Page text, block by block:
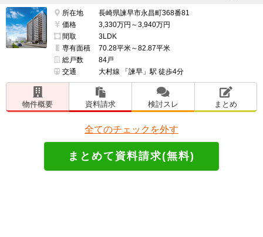
所在地
長崎県諫早市永昌町368番81
価格
3,330万円～3,940万円
間取
3LDK
専有面積
70.28平米～82.87平米
総戸数
84戸
交通
大村線 「諫早」駅 徒歩4分
物件概要 資料請求 検討スレ まとめ
全てのチェックを外す